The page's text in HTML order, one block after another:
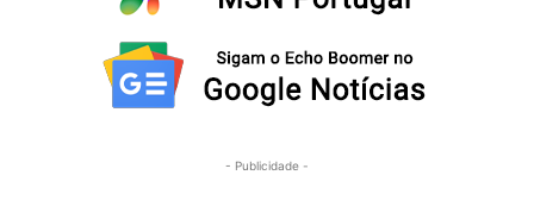
- Publicidade -